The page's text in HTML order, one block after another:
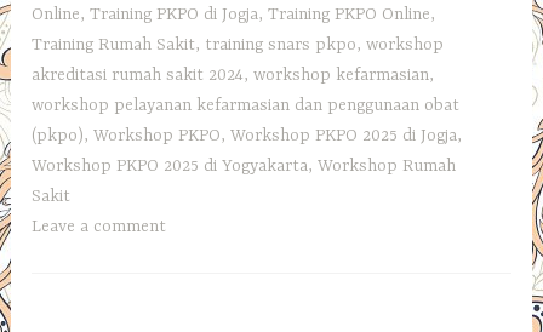
Online,Training PKPO di Jogja,Training PKPO Online,
Training Rumah Sakit, training snars pkpo,workshop
akreditasi rumah sakit 2024,workshop kefarmasian,
workshop pelayanan kefarmasian dan penggunaan obat
(pkpo),Workshop PKPO,Workshop PKPO 2025 di Jogja,
Workshop PKPO 2025 di Yogyakarta,Workshop Rumah
Sakit
Leave a comment